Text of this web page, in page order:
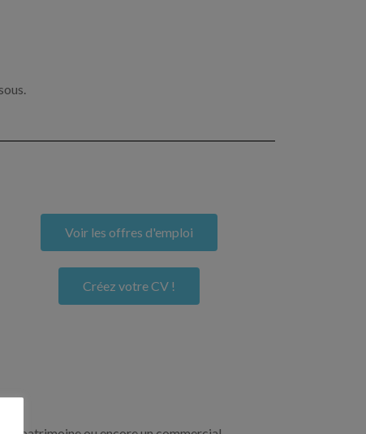
Voir les offres d'emploi
Créez votre CV !